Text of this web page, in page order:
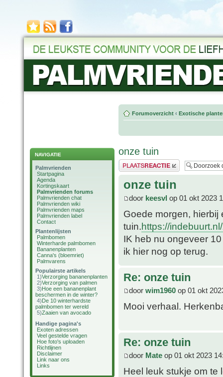
NAVIGATIE
Palmvrienden
Startpagina
Agenda
Kortingskaart
Palmvrienden forums
Palmvrienden chat
Palmvrienden wiki
Palmvrienden maps
Palmvrienden label
Contact
Plantenlijsten
Palmbomen
Winterharde palmbomen
Bananenplanten
Canna's (bloemriet)
Palmvarens
Populairste artikels
1)Verzorging bananenplanten
2)Verzorging van palmen
3)Hoe een bananenplant
beschermen in de winter?
4)De 10 winterhardste
palmbomen ter wereld
5)Zaaien van avocado
Handige pagina's
Exoten adressen
Veel gestelde vragen
Hoe foto's uploaden
Richtlijnen
Disclaimer
Link naar ons
Links
Forumoverzicht ‹ Exotische
onze tuin
Plaats een reactie
onze tuin
door keesvl op 01 okt 2023
Goede morgen, hierbij
tuin.https://
IK heb nu ongeveer
ik hier nog op terug.
Re: onze tuin
door wim1960 op 01 okt
Mooi verhaal.
Re: onze tuin
door Mate op 01 okt 2023
Heel leuk stukje om te